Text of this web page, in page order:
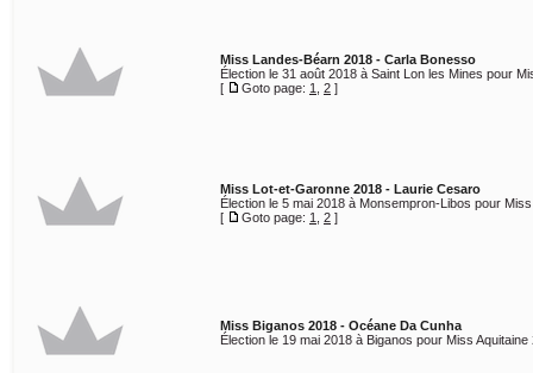
Miss Landes-Béarn 2018 - Carla Bonesso
Élection le 31 août 2018 à Saint Lon les Mines pour
[
Goto page: 1 2 ]
Miss Lot-et-Garonne 2018 - Laurie Cesaro
Élection le 5 mai 2018 à Monsempron-Libos pour
[
Goto page: 1 2 ]
Miss Biganos 2018 - Océane Da Cunha
Élection le 19 mai 2018 à Biganos pour Miss Aquitaine